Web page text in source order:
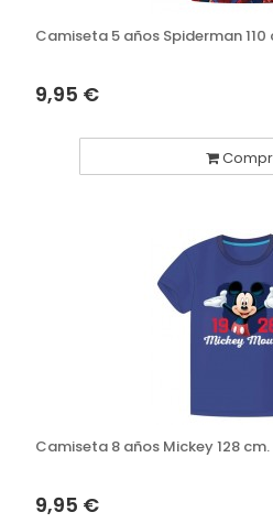
Camiseta 5 años Spiderman 110
9,95 €
Camiseta 8 años Mickey 128 cm.
9,95 €